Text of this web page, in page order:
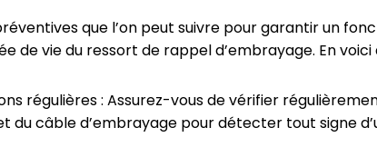
que l’on peut suivre pour garantir un
de vie du ressort de rappel d’embrayage. En voici
régulières : Assurez-vous de vérifier
du câble d’embrayage pour détecter tout signe